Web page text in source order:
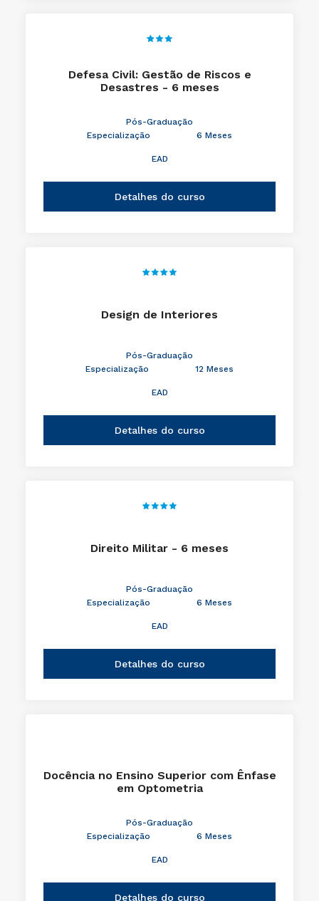
Defesa Civil: Gestão de Riscos e
Desastres - 6 meses
Pós-Graduação
Especialização
6 Meses
EAD
Detalhes do curso
Design de Interiores
Pós-Graduação
Especialização
12 Meses
EAD
Detalhes do curso
Direito Militar - 6 meses
Pós-Graduação
Especialização
6 Meses
EAD
Detalhes do curso
Docência no Ensino Superior com Ênfase
em Optometria
Pós-Graduação
Especialização
6 Meses
EAD
Detalhes do curso